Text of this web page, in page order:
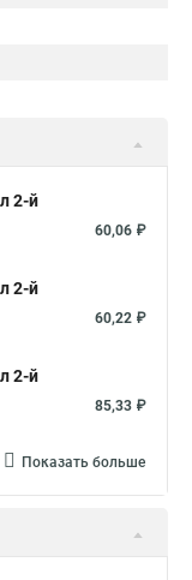
2-й
60,06 ₽
2-й
60,22 ₽
2-й
85,33 ₽
Показать больше